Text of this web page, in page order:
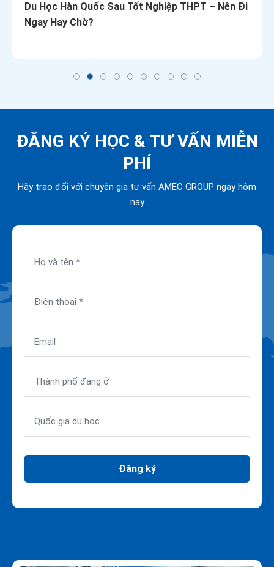
Du Học Hàn Quốc Sau Tốt Nghiệp THPT – Nên Đi
Ngay Hay Chờ?
ĐĂNG KÝ HỌC & TƯ VẤN MIỄN
PHÍ
Hãy trao đổi với chuyên gia tư vấn AMEC GROUP ngay hôm
nay
Đăng ký